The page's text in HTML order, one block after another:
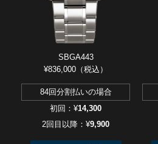
SBGA443
¥836,000（税込）
84回分割払いの場合
初回：¥14,300
2回目以降：¥9,900